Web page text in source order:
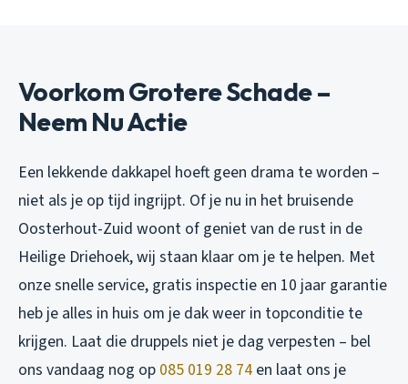
Voorkom Grotere Schade –
Neem Nu Actie
Een lekkende dakkapel hoeft geen drama te worden –
niet als je op tijd ingrijpt. Of je nu in het bruisende
Oosterhout-Zuid woont of geniet van de rust in de
Heilige Driehoek, wij staan klaar om je te helpen. Met
onze snelle service, gratis inspectie en 10 jaar garantie
heb je alles in huis om je dak weer in topconditie te
krijgen. Laat die druppels niet je dag verpesten – bel
ons vandaag nog op 085 019 28 74 en laat ons je